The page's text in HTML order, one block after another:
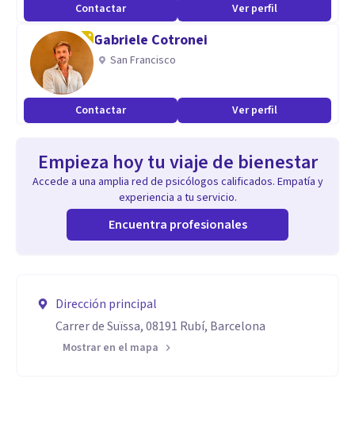
Contactar Ver perfil
Gabriele Cotronei
San Francisco
Contactar Ver perfil
Empieza hoy tu viaje de bienestar
Accede a una amplia red de psicólogos calificados. Empatía y
experiencia a tu servicio.
Encuentra profesionales
Dirección principal
Carrer de Suïssa, 08191 Rubí, Barcelona
Mostrar en el mapa